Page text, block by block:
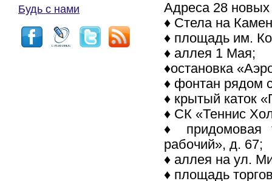
Будь с нами
Адреса 28 новых
♦ Стела на
♦ площадь им.
♦ аллея 1 Мая;
♦остановка
♦ фонтан рядом
♦ крытый каток
♦ СК «Теннис
♦ придомовая
рабочий», д. 67;
♦ аллея на ул.
♦ площадь